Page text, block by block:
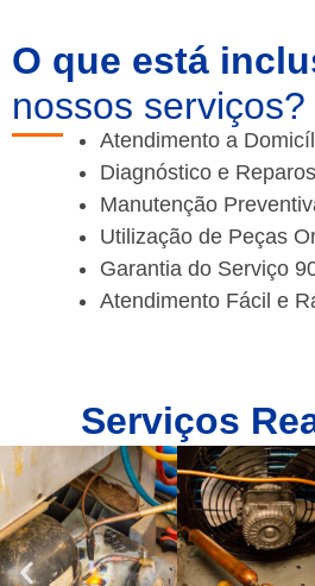
O que está
nossos serviços?
Atendimento a
Diagnóstico e Reparos
Manutenção
Utilização de Peças
Garantia do Serviço
Atendimento Fácil e
Serviços